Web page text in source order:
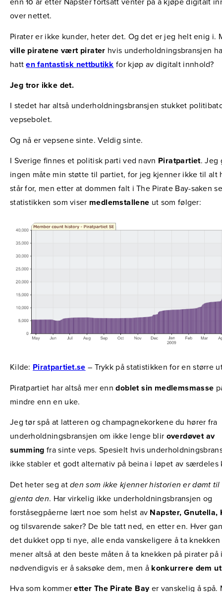
enn 10 år etter Napster fortsatt venter på å kjøpe digitalt
over nettet.
Pirater er ikke kunder, heter det. Og det er jeg helt enig i.
ville piratene vært pirater hvis underholdningsbransjen
hatten fantastisk nettbutikk for kjøp av digitalt innhold?
Jeg tror ikke det.
I stedet har altså underholdningsbransjen stukket
vepsebolet.
Og nå er vepsene sinte. Veldig sinte.
I Sverige finnes et politisk parti ved navn Piratpartiet. Jeg
ingen måte min støtte til partiet, for jeg kjenner ikke til alt
står for, men etter at dommen falt i The Pirate Bay-saken
statistikken som viser medlemstallene ut som følger:
Kilde: Piratpartiet.se – Trykk på statistikken for en større
Piratpartiet har altså mer enndoblet sin medlemsmasse
mindre enn en uke.
Jeg tør spå at latteren og champagnekorkene du hører fra
underholdningsbransjen om ikke lenge blir overdøvet av
summing fra sinte veps. Spesielt hvis
ikke stabler et godt alternativ på beina i løpet av særdeles
Det heter seg atden som ikke kjenner historien er dømt til
gjenta den. Har virkelig ikke underholdningsbransjen og
forståsegpåerne lært noe som helst av Napster, Gnutella,
og tilsvarende saker? De ble tatt ned, en etter en. Hver
det dukket opp ti nye, alle enda vanskeligere å ta knekken
mener altså at den beste måten å ta knekken på pirater på
nødvendigvis er å saksøke dem, men å konkurrere dem ut
Hva som kommeretter The Pirate Bayer vanskelig å spå.